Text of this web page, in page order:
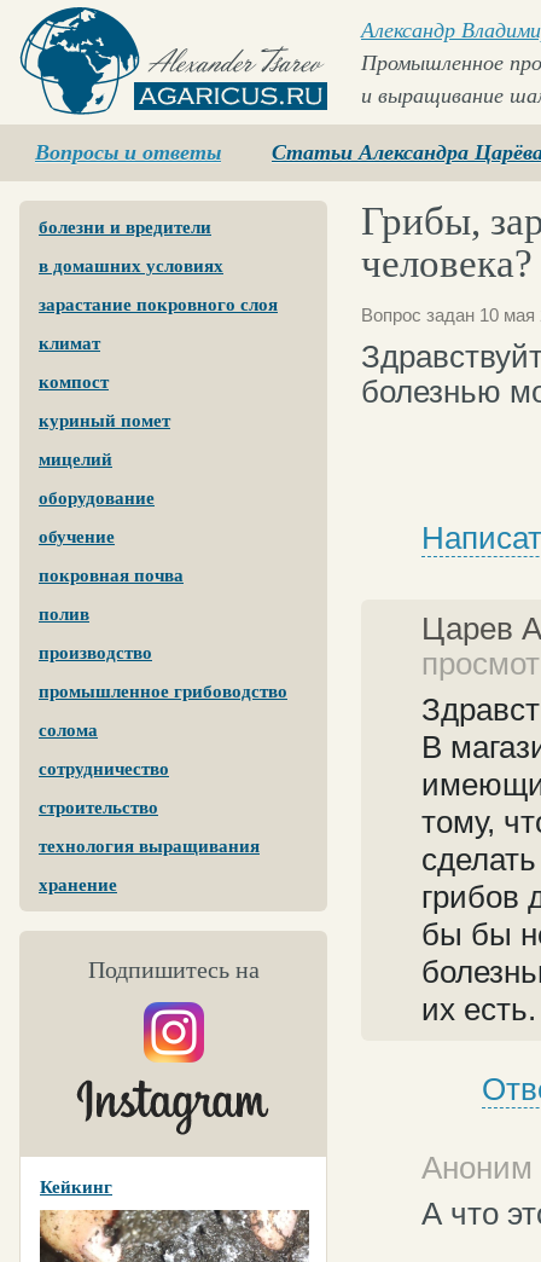
Agaricus.ru
Александр
Промышленное
и выращивание
Вопросы и ответы Статьи Александра
болезни и вредители
в домашних условиях
зарастание покровного слоя
климат
компост
куриный помет
мицелий
оборудование
обучение
покровная почва
полив
производство
промышленное грибоводство
солома
сотрудничество
строительство
технология выращивания
хранение
Подпишитесь на
Кейкинг
Грибы,
человека?
Вопрос задан 10
болезнью
Царев
В
тому,
грибов
бы бы
их есть.
Аноним
А что